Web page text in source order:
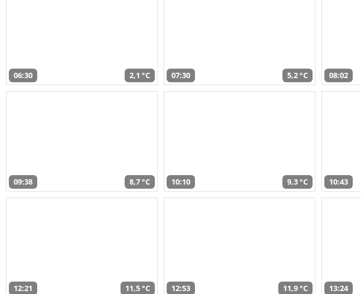
06:30 2,1 °C 07:30 5,2 °C 08:02
09:38 8,7 °C 10:10 9,3 °C 10:43
12:21 11,5 °C 12:53 11,9 °C 13:24